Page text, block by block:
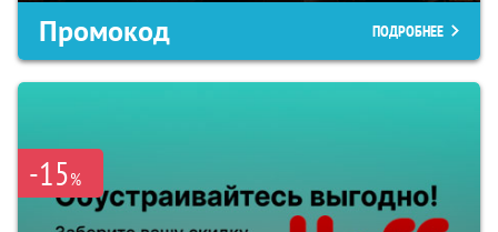
Промокод ПОДРОБНЕЕ
-15%